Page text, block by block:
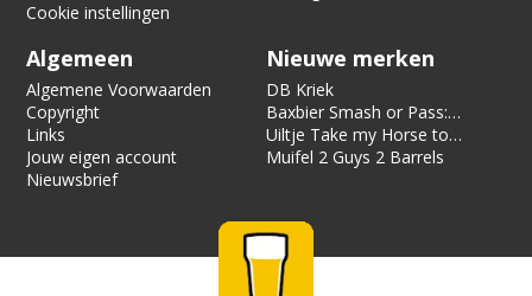
Cookie instellingen
Algemeen
Algemene Voorwaarden
Copyright
Links
Jouw eigen account
Nieuwsbrief
Nieuwe merken
DB Kriek
Baxbier Smash or Pass:
Strata
Uiltje Take my Horse to
the Hotel Room
Muifel 2 Guys 2 Barrels